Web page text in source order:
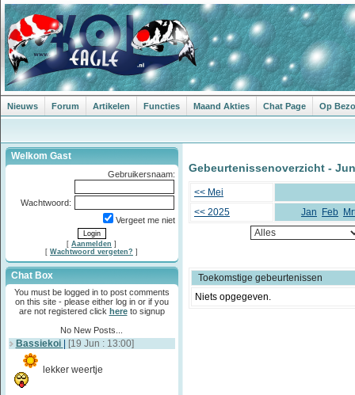
Nieuws Forum Artikelen Functies Maand Akties Chat Page Op
Welkom Gast
Gebruikersnaam:
Wachtwoord:
Vergeet me niet
[ Aanmelden ]
[ Wachtwoord vergeten? ]
Chat Box
You must be logged in to post comments
on this site - please either log in or if you
are not registered click hereto signup
No New Posts...
Bassiekoi [19 Jun : 13:00]
lekker weertje
Gebeurtenissenoverzicht -
<< Mei
<< 2025
Jan Feb
Toekomstige gebeurtenissen
Niets opgegeven.